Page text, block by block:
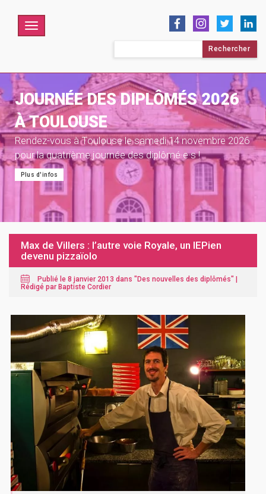
Menu
JOURNÉE DES DIPLÔMÉS 2026
À TOULOUSE
Rendez-vous à Toulouse le samedi 14 novembre 2026
pour la quatrième journée des diplômé·e·s !
Plus d'infos
Max de Villers : l’autre voie Royale, un IEPien
devenu pizzaïolo
Publié le 8 janvier 2013 dans "Des nouvelles des diplômés" |
Rédigé par Baptiste Cordier